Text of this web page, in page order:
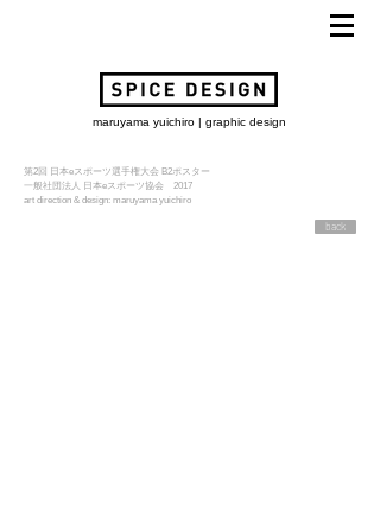
maruyama yuichiro | graphic design
第2回 日本eスポーツ選手権大会 B2ポスター
​一般社団法人 日本eスポーツ協会 2017
art direction & design: maruyama yuichiro
back